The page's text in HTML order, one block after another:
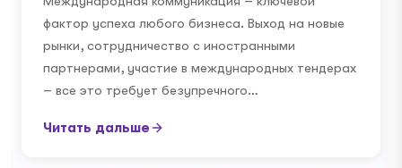
фактор успеха любого бизнеса. Выход на новые
рынки, сотрудничество с иностранными
партнерами, участие в международных тендерах
– все это требует безупречного…
Читать дальше